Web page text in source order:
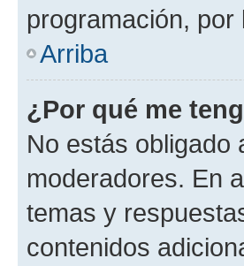
programación,
Arriba
¿Por qué me
No estás obligado
moderadores. En
temas y
contenidos